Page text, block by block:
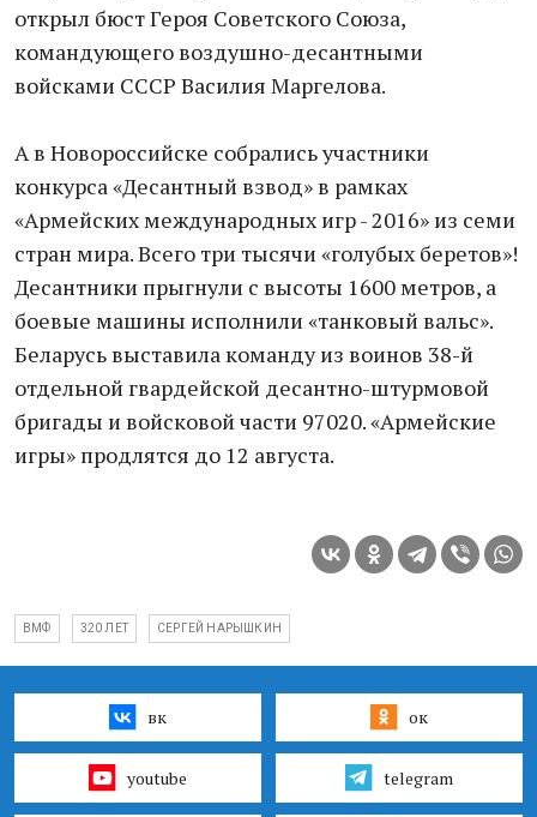
открыл бюст Героя Советского Союза,
командующего воздушно-десантными
войсками СССР Василия Маргелова.
А в Новороссийске собрались участники
конкурса «Десантный взвод» в рамках
«Армейских международных игр - 2016» из семи
стран мира. Всего три тысячи «голубых беретов»!
Десантники прыгнули с высоты 1600 метров, а
боевые машины исполнили «танковый вальс».
Беларусь выставила команду из воинов 38-й
отдельной гвардейской десантно-штурмовой
бригады и войсковой части 97020. «Армейские
игры» продлятся до 12 августа.
ВМФ 320 ЛЕТ СЕРГЕЙ НАРЫШКИН
вк ок
youtube telegram